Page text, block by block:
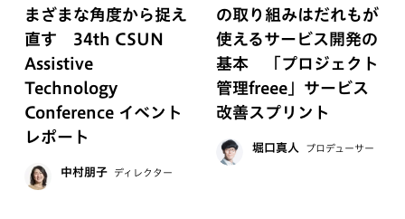
まざまな角度から捉え
直す 34th CSUN
Assistive
Technology
Conference イベント
レポート
中村朋子 ディレクター
の取り組みはだれもが
使えるサービス開発の
基本 「プロジェクト
管理freee」サービス
改善スプリント
堀口真人 プロデューサー